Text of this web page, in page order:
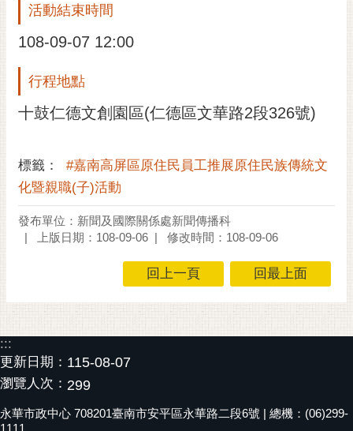
市政資訊
黃
偉
螢
光
花
泉
導
覽
訂
活動結束時間
108-09-07 12:00
行程地點
十鼓仁德文創園區(仁德區文華路2段326號)
標籤：
#嘉南高屏區原住民員工推展原住民族傳統文
化暨親職(子)活動
發布單位：新聞及國際關係處新聞傳播科
上版日期：108-09-06
修改時間：108-09-06
回上一頁 回最上面
:::
更新日期： 115-08-07
瀏覽人次： 299
永華市政中心 708201臺南市安平區永華路二段6號 | 總機：(06)299-
1111